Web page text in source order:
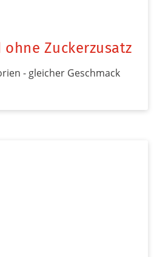
Zuckerzusatz
- gleicher Geschmack